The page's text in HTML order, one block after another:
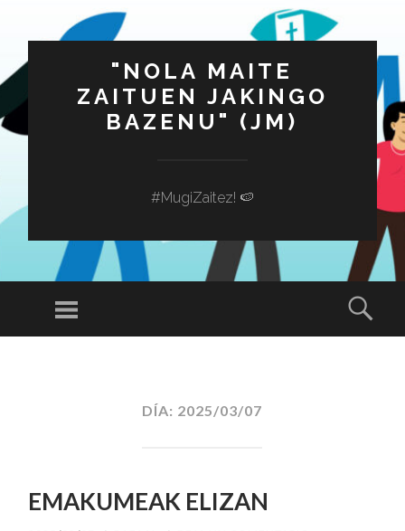
"NOLA MAITE
ZAITUEN JAKINGO
BAZENU" (JM)
#MugiZaitez! 🍉
Menú
DÍA: 2025/03/07
EMAKUMEAK ELIZAN